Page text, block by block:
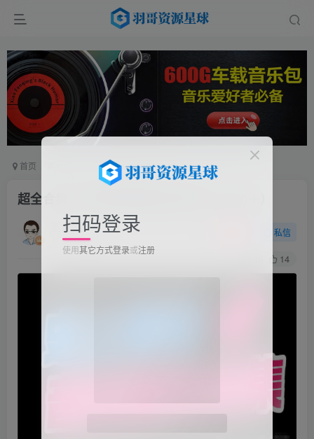
首页 正文
超全合集！短视频剪辑配音音效库（9000＋）
羽哥
1个月前更新
私信
14
扫码登录
使用其它方式登录或注册